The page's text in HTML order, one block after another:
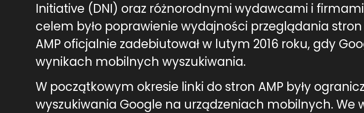
Initiative (DNI) oraz różnorodnymi wydawcami i
celem było poprawienie wydajności przeglądania
AMP oficjalnie zadebiutował w lutym 2016 roku, gdy
wynikach mobilnych wyszukiwania.
W początkowym okresie linki do stron AMP były
wyszukiwania Google na urządzeniach mobilnych. We